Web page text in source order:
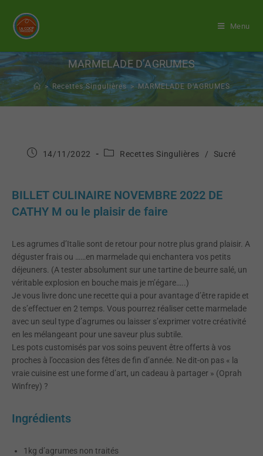
Menu
MARMELADE D’AGRUMES
> Recettes Singulières > MARMELADE D’AGRUMES
14/11/2022 Recettes Singulières / Sucré
BILLET CULINAIRE NOVEMBRE 2022 DE
CATHY M ou le plaisir de faire
Les agrumes d’Italie sont de retour pour notre plus grand plaisir. A
déguster frais ou ……en marmelade qui enchantera vos petits
déjeuners. (A tester absolument sur une tartine de beurre salé, un
véritable explosion en bouche mais je m’égare…..)
Je vous livre donc une recette qui a pour avantage d’être rapide et
de s’effectuer en 2 temps. Vous pourrez réaliser cette marmelade
avec un seul type d’agrumes ou laisser s’exprimer votre créativité
en les mélangeant pour une saveur plus subtile.
Les pots customisés par vos soins peuvent être offerts à vos
proches à l’occasion des fêtes de fin d’année. Ne dit-on pas « la
vraie cuisine est une forme d’art, un cadeau à partager » (Oprah
Winfrey) ?
Ingrédients
1kg d’agrumes non traités